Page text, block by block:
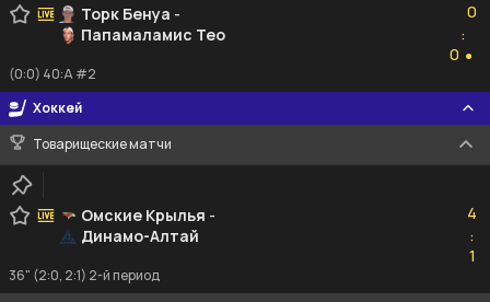
Торк Бенуа -
Папамаламис Тео
0
:
0 ●
(0:0) 40:A #2
Хоккей
Товарищеские матчи
Омские Крылья -
Динамо-Алтай
4
:1
1
36" (2:0, 2:1) 2-й период